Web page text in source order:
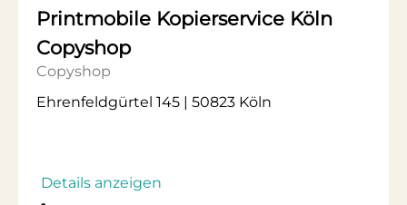
Printmobile Kopierservice Köln
Copyshop
Copyshop
Ehrenfeldgürtel 145 | 50823 Köln
Details anzeigen